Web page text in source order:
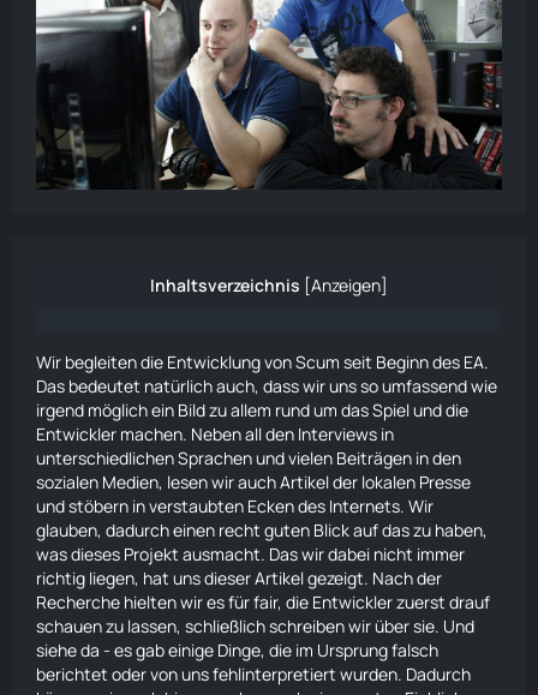
Inhaltsverzeichnis [Anzeigen]
Wir begleiten die Entwicklung von Scum seit Beginn des EA.
Das bedeutet natürlich auch, dass wir uns so umfassend wie
irgend möglich ein Bild zu allem rund um das Spiel und die
Entwickler machen. Neben all den Interviews in
unterschiedlichen Sprachen und vielen Beiträgen in den
sozialen Medien, lesen wir auch Artikel der lokalen Presse
und stöbern in verstaubten Ecken des Internets. Wir
glauben, dadurch einen recht guten Blick auf das zu haben,
was dieses Projekt ausmacht. Das wir dabei nicht immer
richtig liegen, hat uns dieser Artikel gezeigt. Nach der
Recherche hielten wir es für fair, die Entwickler zuerst drauf
schauen zu lassen, schließlich schreiben wir über sie. Und
siehe da - es gab einige Dinge, die im Ursprung falsch
berichtet oder von uns fehlinterpretiert wurden. Dadurch